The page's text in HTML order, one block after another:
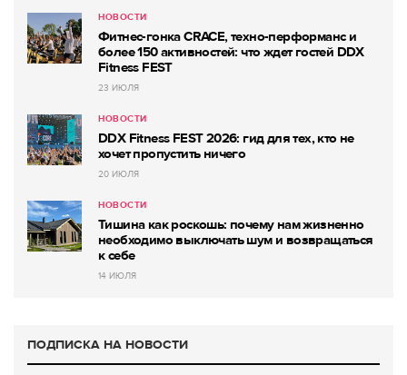
НОВОСТИ
Фитнес-гонка CRACE, техно-перформанс и
более 150 активностей: что ждет гостей DDX
Fitness FEST
23 ИЮЛЯ
НОВОСТИ
DDX Fitness FEST 2026: гид для тех, кто не
хочет пропустить ничего
20 ИЮЛЯ
НОВОСТИ
Тишина как роскошь: почему нам жизненно
необходимо выключать шум и возвращаться
к себе
14 ИЮЛЯ
ПОДПИСКА НА НОВОСТИ